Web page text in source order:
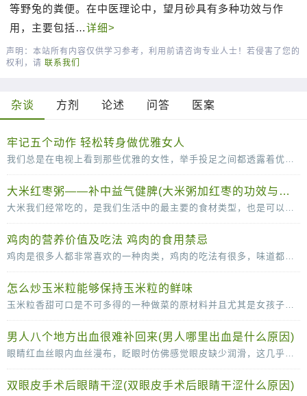
等野兔的粪便。在中医理论中，望月砂具有多种功效与作
用，主要包括…详细>
声明：本站所有内容仅供学习参考，利用前请咨询专业人士！若侵害了您的
权利，请 联系我们
杂谈 方剂 论述 问答 医案
牢记五个动作 轻松转身做优雅女人
我们总是在电视上看到那些优雅的女性，举手投足之间都透露着优雅。其实，漂亮的女人不单单是脸蛋长得漂亮，拥有一个完美的身材，更要有气质，而气质并不是一天两天就可以培养出来的，需
大米红枣粥——补中益气健脾(大米粥加红枣的功效与作用)
大米我们经常吃的，是我们生活中的最主要的食材类型，也是可以补充丰富的碳水化合物的重要的来源。大米和红枣搭配煮粥的话可以有滋补气血的作用，红枣可以补血，而且还可以补铁的哦
鸡肉的营养价值及吃法 鸡肉的食用禁忌
鸡肉是很多人都非常喜欢的一种肉类，鸡肉的吃法有很多，味道都很可口，鸡肉的脂肪含量比较低，常吃也没那么容易长胖，营养价值很高。鸡肉的营养价值及吃法多吃鸡肉，有助于抗冻防病，而且
怎么炒玉米粒能够保持玉米粒的鲜味
玉米粒香甜可口是不可多得的一种做菜的原材料并且尤其是女孩子是很喜欢吃玉米粒的因为玉米粒味道香甜，但是当我们自己尝试着去做玉米粒的时候就会发现其实很多时候我们做的玉
男人八个地方出血很难补回来(男人哪里出血是什么原因)
眼睛红血丝眼内血丝漫布，眨眼时仿佛感觉眼皮缺少润滑，这几乎可以确定眼睛已经感染了。这时应停止视物，敷上一条冷毛巾，稍事缓解，同时涂一些消炎眼膏。切记不能揉眼睛，因为手是脏的
双眼皮手术后眼睛干涩(双眼皮手术后眼睛干涩什么原因)